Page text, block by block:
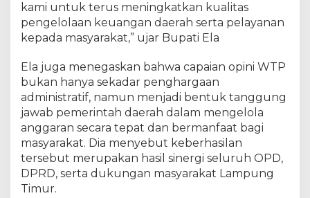
kami untuk terus meningkatkan kualitas
pengelolaan keuangan daerah serta pelayanan
kepada masyarakat,” ujar Bupati Ela
Ela juga menegaskan bahwa capaian opini WTP
bukan hanya sekadar penghargaan
administratif, namun menjadi bentuk tanggung
jawab pemerintah daerah dalam mengelola
anggaran secara tepat dan bermanfaat bagi
masyarakat. Dia menyebut keberhasilan
tersebut merupakan hasil sinergi seluruh OPD,
DPRD, serta dukungan masyarakat Lampung
Timur.